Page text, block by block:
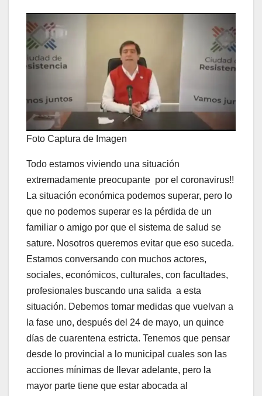
Foto Captura de Imagen
Todo estamos viviendo una situación
extremadamente preocupante por el coronavirus!!
La situación económica podemos superar, pero lo
que no podemos superar es la pérdida de un
familiar o amigo por que el sistema de salud se
sature. Nosotros queremos evitar que eso suceda.
Estamos conversando con muchos actores,
sociales, económicos, culturales, con facultades,
profesionales buscando una salida a esta
situación. Debemos tomar medidas que vuelvan a
la fase uno, después del 24 de mayo, un quince
días de cuarentena estricta. Tenemos que pensar
desde lo provincial a lo municipal cuales son las
acciones mínimas de llevar adelante, pero la
mayor parte tiene que estar abocada al